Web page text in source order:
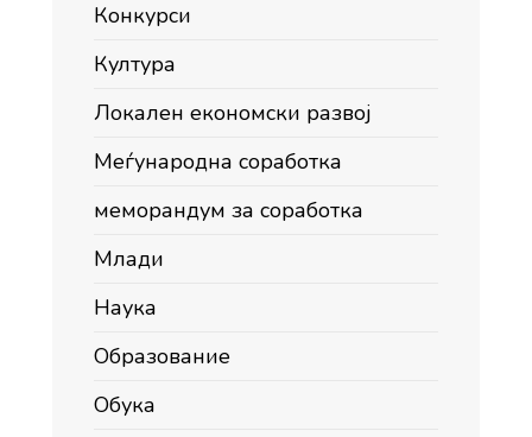
Конкурси
Култура
Локален економски развој
Меѓународна соработка
меморандум за соработка
Млади
Наука
Образование
Обука